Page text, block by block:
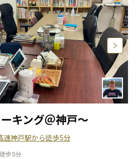
キング＠神戸〜
速神戸駅から徒歩5分
歩5分